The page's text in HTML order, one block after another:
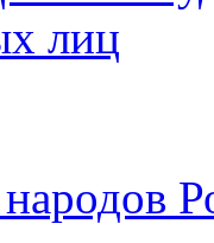
лиц